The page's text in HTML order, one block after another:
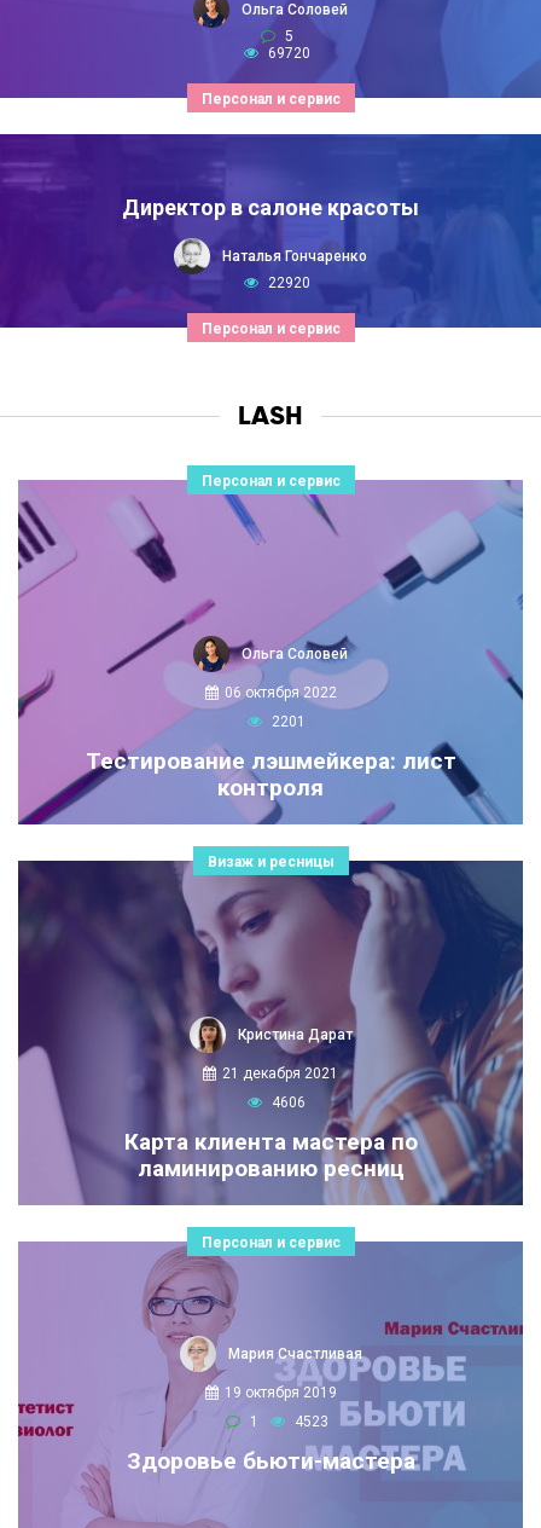
Персонал и сервис
Ольга Соловей
5
69720
Персонал и сервис
Директор в салоне красоты
Наталья Гончаренко
22920
LASH
Персонал и сервис
Ольга Соловей
06 октября 2022
2201
Тестирование лэшмейкера: лист
контроля
Визаж и ресницы
Кристина Дарат
21 декабря 2021
4606
Карта клиента мастера по
ламинированию ресниц
Персонал и сервис
Мария Счастливая
19 октября 2019
1
4523
Здоровье бьюти-мастера